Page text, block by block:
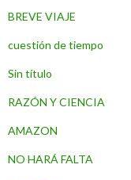
BREVE VIAJE
cuestión de tiempo
Sin título
RAZÓN Y CIENCIA
AMAZON
NO HARÁ FALTA